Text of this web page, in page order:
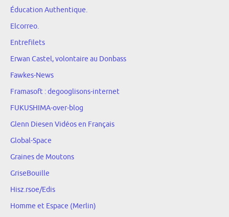
Éducation Authentique.
Elcorreo.
Entrefilets
Erwan Castel, volontaire au Donbass
Fawkes-News
Framasoft : degooglisons-internet
FUKUSHIMA-over-blog
Glenn Diesen Vidéos en Français
Global-Space
Graines de Moutons
GriseBouille
Hisz.rsoe/Edis
Homme et Espace (Merlin)